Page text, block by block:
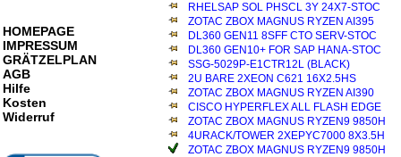
RHELSAP SOL PHSCL 3Y 24X7-STOC
ZOTAC ZBOX MAGNUS RYZEN AI395
DL360 GEN11 8SFF CTO SERV-STOC
DL360 GEN10+ FOR SAP HANA-STOC
SSG-5029P-E1CTR12L (BLACK)
2U BARE 2XEON C621 16X2.5HS
ZOTAC ZBOX MAGNUS RYZEN AI390
CISCO HYPERFLEX ALL FLASH EDGE
ZOTAC ZBOX MAGNUS RYZEN9 9850H
4URACK/TOWER 2XEPYC7000 8X3.5H
ZOTAC ZBOX MAGNUS RYZEN9 9850H
HOMEPAGE
IMPRESSUM
GRÄTZELPLAN
AGB
Hilfe
Kosten
Widerruf